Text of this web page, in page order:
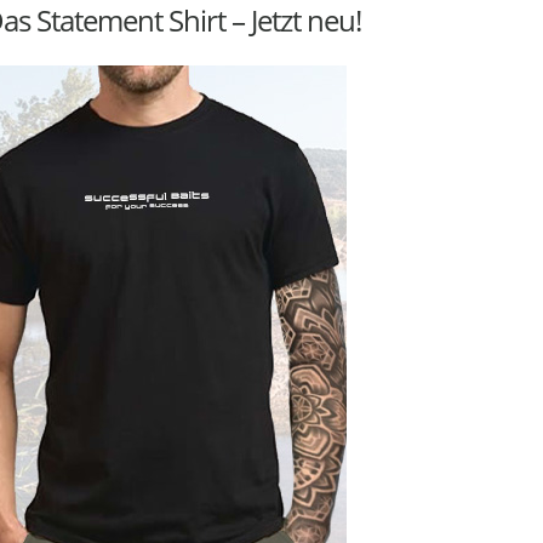
Statement Shirt – Jetzt neu!